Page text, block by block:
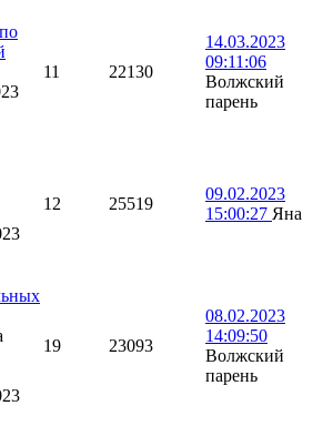
11 22130
14.03.2023
09:11:06
Волжский
парень
12 25519
09.02.2023
15:00:27 Яна
19 23093
08.02.2023
14:09:50
Волжский
парень